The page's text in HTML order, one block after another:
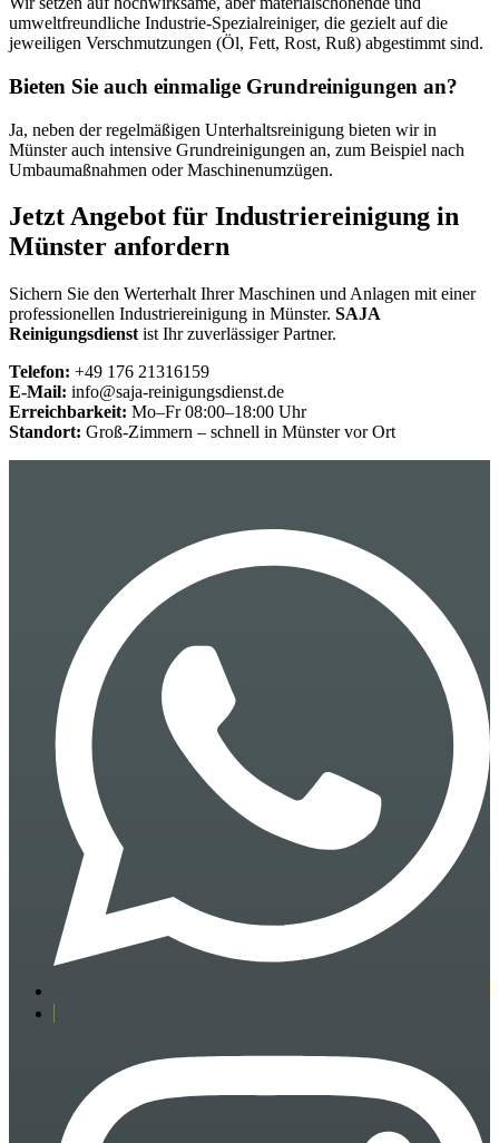
umweltfreundliche Industrie-Spezialreiniger, die gezielt auf die
jeweiligen Verschmutzungen (Öl, Fett, Rost, Ruß) abgestimmt sind.
Bieten Sie auch einmalige Grundreinigungen an?
Ja, neben der regelmäßigen Unterhaltsreinigung bieten wir in
Münster auch intensive Grundreinigungen an, zum Beispiel nach
Umbaumaßnahmen oder Maschinenumzügen.
Jetzt Angebot für Industriereinigung in
Münster anfordern
Sichern Sie den Werterhalt Ihrer Maschinen und Anlagen mit einer
professionellen Industriereinigung in Münster. SAJA
Reinigungsdienst ist Ihr zuverlässiger Partner.
Telefon: +49 176 21316159
E-Mail: info@saja-reinigungsdienst.de
Erreichbarkeit: Mo–Fr 08:00–18:00 Uhr
Standort: Groß-Zimmern – schnell in Münster vor Ort